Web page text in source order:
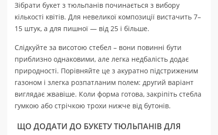
Зібрати букет з тюльпанів починається з вибору
кількості квітів. Для невеликої композиції вистачить 7–
15 штук, а для пишної — від 25 і більше.
Слідкуйте за висотою стебел – вони повинні бути
приблизно однаковими, але легка недбалість додає
природності. Порівняйте це з акуратно підстриженим
газоном і злегка розпатланим полем: другий варіант
виглядає жвавіше. Коли форма готова, закріпіть стебла
гумкою або стрічкою трохи нижче від бутонів.
ЩО ДОДАТИ ДО БУКЕТУ ТЮЛЬПАНІВ ДЛЯ